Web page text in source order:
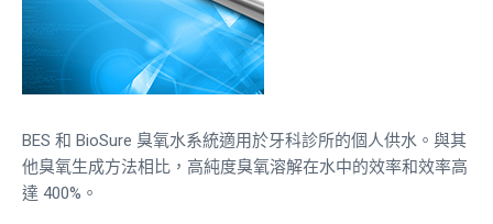
BES 和 BioSure 臭氧水系統適用於牙科診所的個人供水。與其
他臭氧生成方法相比，高純度臭氧溶解在水中的效率和效率高
達 400%。